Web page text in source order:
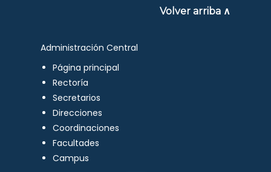
Volver arriba ∧
Administración Central
Página principal
Rectoría
Secretarios
Direcciones
Coordinaciones
Facultades
Campus